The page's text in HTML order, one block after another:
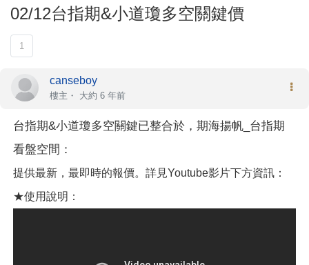
02/12台指期&小道瓊多空關鍵價
1
canseboy
樓主 ・ 大約 6 年前
台指期&小道瓊多空關鍵已整合於，期海揚帆_台指期
看盤空間：
提供最新，最即時的報價。詳見Youtube影片下方資訊：
★使用說明：